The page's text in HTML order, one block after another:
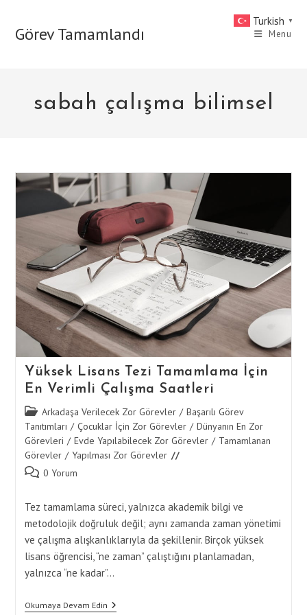
contentGörev Tamamlandı Menu
sabah çalışma bilimsel
Yüksek Lisans Tezi Tamamlama İçin
En Verimli Çalışma Saatleri
Post
category:
Arkadaşa Verilecek Zor Görevler / Başarılı Görev
Tanıtımları / Çocuklar İçin Zor Görevler / Dünyanın En Zor
Görevleri / Evde Yapılabilecek Zor Görevler / Tamamlanan
Görevler / Yapılması Zor Görevler
Post 0 Yorum
Tez tamamlama süreci, yalnızca akademik bilgi ve
metodolojik doğruluk değil; aynı zamanda zaman yönetimi
ve çalışma alışkanlıklarıyla da şekillenir. Birçok yüksek
lisans öğrencisi, “ne zaman” çalıştığını planlamadan,
yalnızca “ne kadar”…
Okumaya Devam EdinYüksek
Turkish ▼